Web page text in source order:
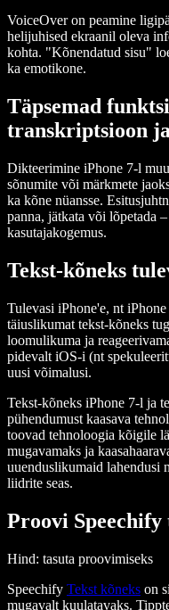
VoiceOver on peamine
helijuhised ekraanil oleva
kohta. "Kõnendatud sisu"
ka emotikone.
Täpsemad
transkriptsioon
Dikteerimine iPhone 7-l
sõnumite või märkmete
ka kõne nüansse.
panna, jätkata või lõpetada
kasutajakogemus.
Tekst-kõneks
Tulevasi iPhone'e, nt
täiuslikumat tekst-kõneks
loomulikuma ja
pidevalt iOS-i (nt
uusi võimalusi.
Tekst-kõneks iPhone 7-l ja
pühendumust kaasava
toovad tehnoloogia kõigile
mugavamaks ja
uuenduslikumaid lahendusi
liidrite seas.
Proovi Speechify
Hind: tasuta proovimiseks
Speechify Tekst kõneks on
mugavalt kuulatavaks.